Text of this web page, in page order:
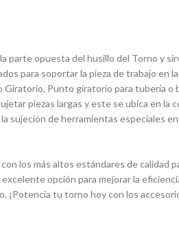
opuesta del husillo del Torno y
para soportar la pieza de trabajo en
Punto giratorio para tuberí­a
piezas largas y este se ubica en la
sujeción de herramientas especiales
los más altos estándares de calidad
opción para mejorar la
¡Potencia tu torno hoy con los